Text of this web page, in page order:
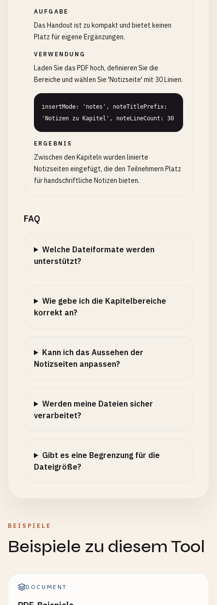
AUFGABE
Das Handout ist zu kompakt und bietet keinen
Platz für eigene Ergänzungen.
VERWENDUNG
Laden Sie das PDF hoch, definieren Sie die
Bereiche und wählen Sie 'Notizseite' mit 30 Linien.
insertMode: 'notes', noteTitlePrefix:
'Notizen zu Kapitel', noteLineCount: 30
ERGEBNIS
Zwischen den Kapiteln wurden linierte
Notizseiten eingefügt, die den Teilnehmern Platz
für handschriftliche Notizen bieten.
FAQ
Welche Dateiformate werden
unterstützt?
Wie gebe ich die Kapitelbereiche
korrekt an?
Kann ich das Aussehen der
Notizseiten anpassen?
Werden meine Dateien sicher
verarbeitet?
Gibt es eine Begrenzung für die
Dateigröße?
BEISPIELE
Beispiele zu diesem Tool
DOCUMENT